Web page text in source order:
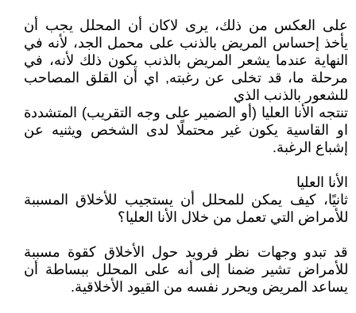
على العكس من ذلك، يرى لاكان أن المحلل يجب أن
يأخذ إحساس المريض بالذنب على محمل الجد، لأنه في
النهاية عندما يشعر المريض بالذنب يكون ذلك لأنه، في
مرحلة ما، قد تخلى عن رغبته, اي أن القلق المصاحب
للشعور بالذنب الذي
تنتجه الأنا العليا (أو الضمير على وجه التقريب) المتشددة
او القاسية يكون غير محتملًا لدى الشخص ويثنيه عن
إشباع الرغبة.
الأنا العليا
ثانيًا، كيف يمكن للمحلل أن يستجيب للأخلاق المسببة
للأمراض التي تعمل من خلال الأنا العليا؟
قد تبدو وجهات نظر فرويد حول الأخلاق كقوة مسببة
للأمراض تشير ضمنا إلى أنه على المحلل ببساطة أن
يساعد المريض ويحرر نفسه من القيود الأخلاقية.